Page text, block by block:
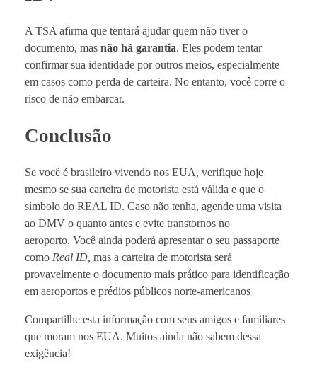
A TSA afirma que tentará ajudar quem não tiver o
documento, mas não há garantia. Eles podem tentar
confirmar sua identidade por outros meios, especialmente
em casos como perda de carteira. No entanto, você corre o
risco de não embarcar.
Conclusão
Se você é brasileiro vivendo nos EUA, verifique hoje
mesmo se sua carteira de motorista está válida e que o
símbolo do REAL ID. Caso não tenha, agende uma visita
ao DMV o quanto antes e evite transtornos no
aeroporto. Você ainda poderá apresentar o seu passaporte
como Real ID, mas a carteira de motorista será
provavelmente o documento mais prático para identificação
em aeroportos e prédios públicos norte-americanos
Compartilhe esta informação com seus amigos e familiares
que moram nos EUA. Muitos ainda não sabem dessa
exigência!